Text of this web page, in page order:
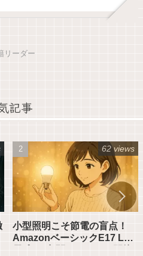
リーダー
記事
小型照明こそ節電の盲点！
AmazonベーシックE17 LED
62 views